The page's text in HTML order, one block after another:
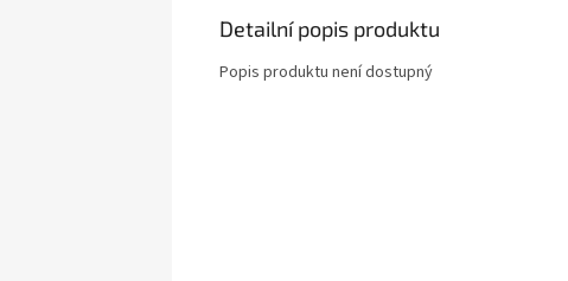
Detailní popis produktu
Popis produktu není dostupný